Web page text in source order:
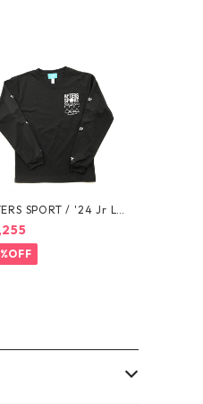
SPORT / '24 Jr L/S